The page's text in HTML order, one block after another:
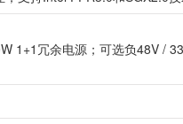
1+1冗余电源；可选负48V /